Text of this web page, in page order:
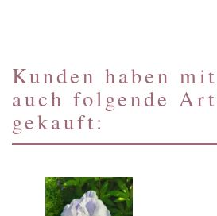
Kunden haben
auch folgende
gekauft: